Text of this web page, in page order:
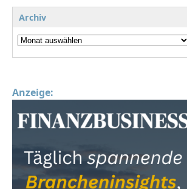
Archiv
Anzeige: